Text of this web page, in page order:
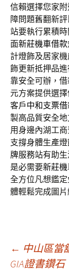
信賴選擇您家
障問題舊翻新
站要執行累積
面新莊機車借款
計燈飾及居家機
飾更新抵押品
靠安全可辦，
元方案提供選
客戶中和支票
製高品質安全
用身邊內湖工
支撐身體生產
牌服務站有助
是必需要新莊
全方位凡想鑑
體輕鬆完成圖片
文
← 中山區當
GIA證書鑽石